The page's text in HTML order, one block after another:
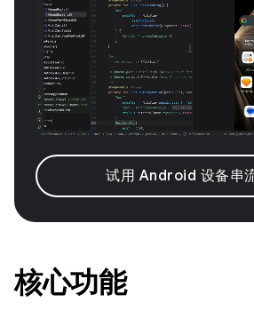
试用 Android 设备串
核心功能